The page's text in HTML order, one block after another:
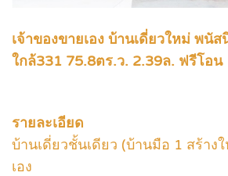
เจ้าของขายเอง บ้านเดี่ยวใหม่ พนั
ใกล้331 75.8ตร.ว. 2.39ล. ฟรีโอน
รายละเอียด
บ้านเดี่ยวชั้นเดียว (บ้านมือ 1 สร้าง
เอง